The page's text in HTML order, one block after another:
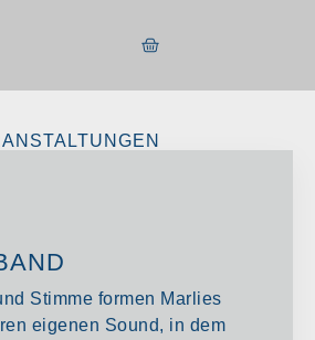
Stimme formen Marlies
eigenen Sound, in dem